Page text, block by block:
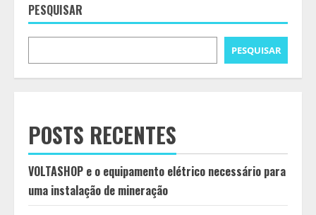
PESQUISAR
PESQUISAR
POSTS RECENTES
VOLTASHOP e o equipamento elétrico necessário para
uma instalação de mineração